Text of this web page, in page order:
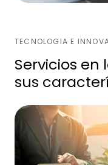
TECNOLOGIA E
Servicios en
sus